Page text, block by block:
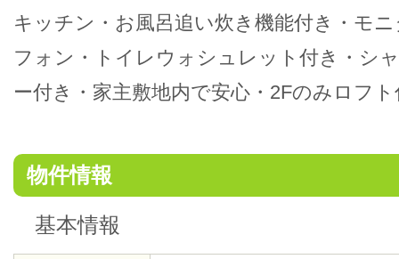
キッチン・お風呂追い炊き機能付き・モ
フォン・トイレウォシュレット付き・シ
ー付き・家主敷地内で安心・2Fのみロフ
物件情報
基本情報